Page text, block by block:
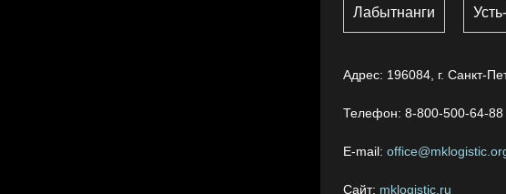
Лабытнанги
Адрес: 196084, г. Санкт-
Телефон: 8-800-500-64-88
E-mail:
Сайт: mklogistic.ru